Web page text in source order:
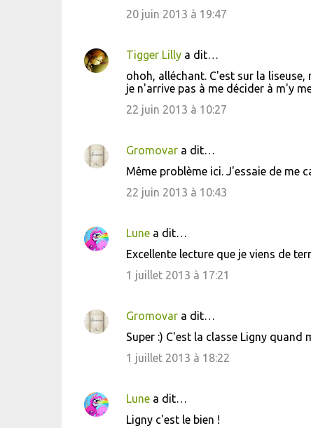
20 juin 2013 à 19:47
Tigger Lillya dit…
ohoh, alléchant. C'est sur la
je n'arrive pas à me décider à m'y
22 juin 2013 à 10:27
Gromovara dit…
Même problème ici. J'essaie de me
22 juin 2013 à 10:43
Lunea dit…
Excellente lecture que je viens de
1 juillet 2013 à 17:21
Gromovara dit…
Super :) C'est la classe Ligny quand
1 juillet 2013 à 18:22
Lunea dit…
Ligny c'est le bien !